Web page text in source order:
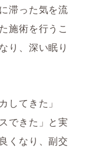
滞った気を流
施術を行うこ
り、深い眠り
してきた」
できた」と実
くなり、副交